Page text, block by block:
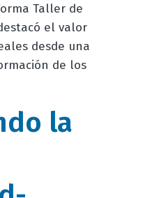
Taller de
el valor
desde una
de los
la